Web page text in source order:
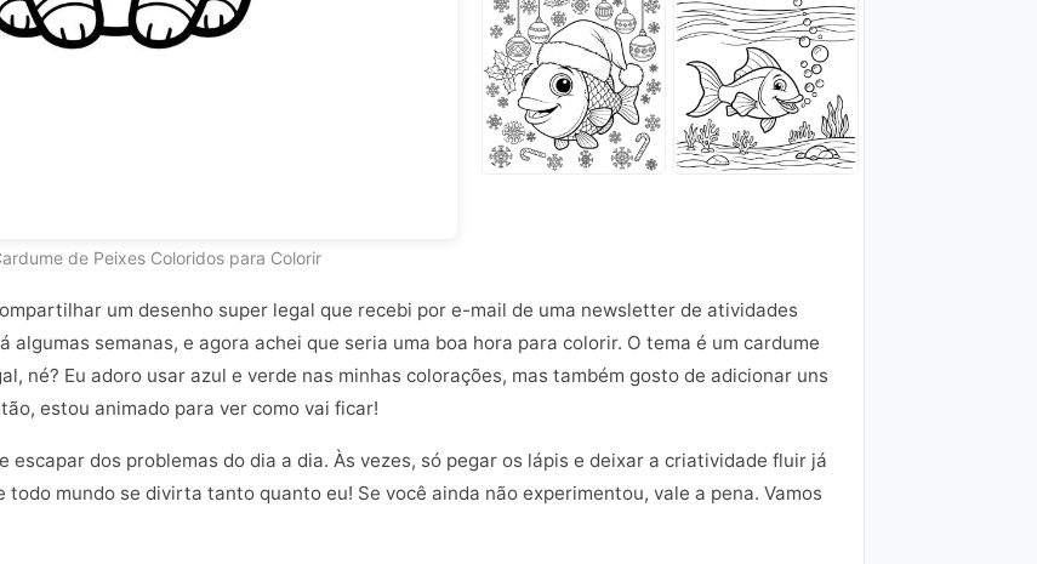
de Peixes Coloridos para Colorir
um desenho super legal que recebi por e-mail de uma newsletter de atividades
algumas semanas, e agora achei que seria uma boa hora para colorir. O tema é um cardume
né? Eu adoro usar azul e verde nas minhas colorações, mas também gosto de adicionar uns
estou animado para ver como vai ficar!
escapar dos problemas do dia a dia. Às vezes, só pegar os lápis e deixar a criatividade fluir já
todo mundo se divirta tanto quanto eu! Se você ainda não experimentou, vale a pena. Vamos